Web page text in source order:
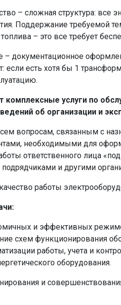
– сложная структура:
Поддержание требуемой
– это все требует
документационное
если есть хотя бы 1
комплексные услуги по
об организации и
вопросам, связанным с
необходимыми для
ответственного лица
и другими
работы
и эффективных
схем функционирования
работы, учета и
оборудования.
и